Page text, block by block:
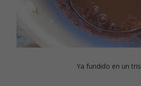
Ya fundido en un tris